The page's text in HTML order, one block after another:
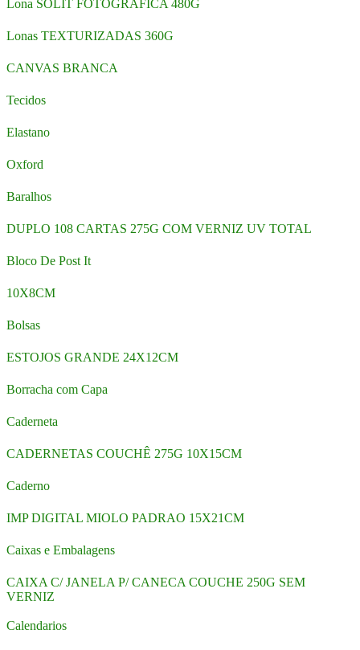
Lona SOLIT FOTOGRAFICA 480G
Lonas TEXTURIZADAS 360G
CANVAS BRANCA
Tecidos
Elastano
Oxford
Baralhos
DUPLO 108 CARTAS 275G COM VERNIZ UV TOTAL
Bloco De Post It
10X8CM
Bolsas
ESTOJOS GRANDE 24X12CM
Borracha com Capa
Caderneta
CADERNETAS COUCHÊ 275G 10X15CM
Caderno
IMP DIGITAL MIOLO PADRAO 15X21CM
Caixas e Embalagens
CAIXA C/ JANELA P/ CANECA COUCHE 250G SEM
VERNIZ
Calendarios